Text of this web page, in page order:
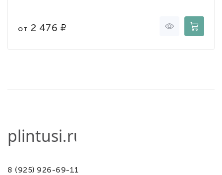
от 2 476
8 (925) 926-69-11